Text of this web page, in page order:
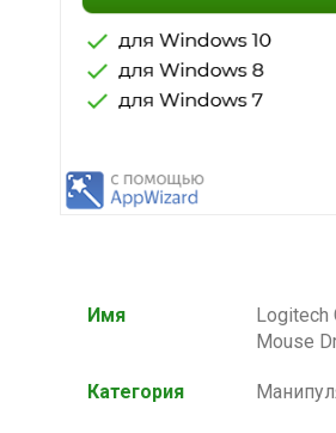
Имя
Logitech
Mouse
Категория